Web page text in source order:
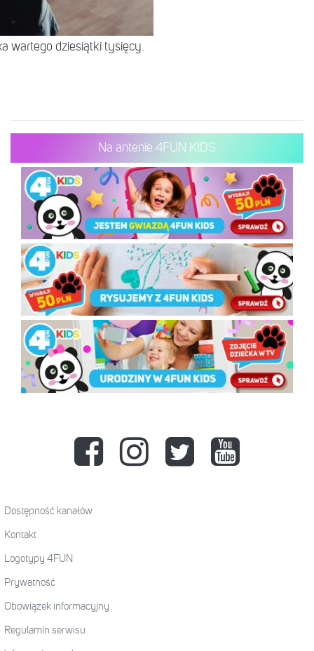
wartego dziesiątki tysięcy.
Na antenie 4FUN KIDS
Dostępność kanałów
Kontakt
Logotypy 4FUN
Prywatność
Obowiązek informacyjny
Regulamin serwisu